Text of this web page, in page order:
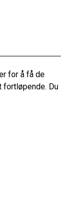
for å få de
fortløpende. Du